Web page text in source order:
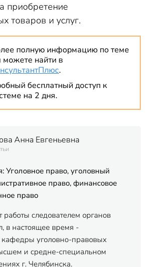
приобретение
товаров и услуг.
полную информацию по теме
можете найти в
.
бесплатный доступ к
на 2 дня.
Анна Евгеньевна
Уголовное право, уголовный
право, финансовое
право
работы следователем органов
в настоящее время -
кафедры уголовно-правовых
и средне-специальном
г. Челябинска.